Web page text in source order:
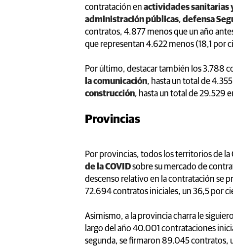
contratación en actividades sanitarias
administración públicas, defensa
contratos, 4.877 menos que un año
que representan 4.622 menos (18,1 por
Por último, destacar también los 3.788
la comunicación, hasta un total de
construcción, hasta un total de 29.529
Provincias
Por provincias, todos los territorios de
de la COVIDsobre su mercado de
descenso relativo en la contratación se
72.694 contratos iniciales, un 36,5 por
Asimismo, a la provincia charra le
largo del año 40.001 contrataciones
segunda, se firmaron 89.045 contratos,